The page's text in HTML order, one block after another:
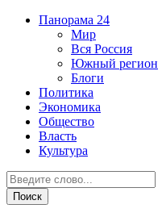
Панорама 24
Мир
Вся Россия
Южный регион
Блоги
Политика
Экономика
Общество
Власть
Культура